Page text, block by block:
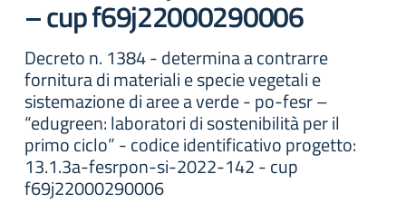
– cup f69j22000290006
Decreto n. 1384 - determina a contrarre
fornitura di materiali e specie vegetali e
sistemazione di aree a verde - po-fesr –
“edugreen: laboratori di sostenibilità per il
primo ciclo” - codice identificativo progetto:
13.1.3a-fesrpon-si-2022-142 - cup
f69j22000290006